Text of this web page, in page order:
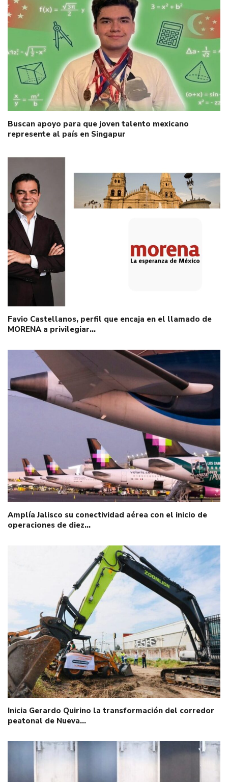
Buscan apoyo para que joven talento mexicano
represente al país en Singapur
Favio Castellanos, perfil que encaja en el llamado de
MORENA a privilegiar…
Amplía Jalisco su conectividad aérea con el inicio de
operaciones de diez…
Inicia Gerardo Quirino la transformación del corredor
peatonal de Nueva…